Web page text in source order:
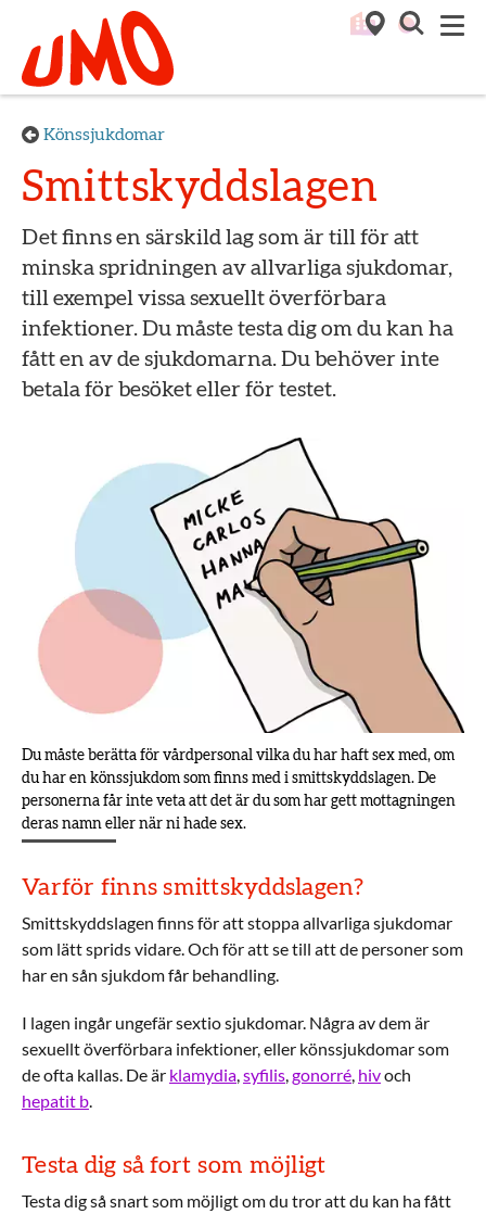
Till startsidan för Umo
Könssjukdomar
Smittskyddslagen
Det finns en särskild lag som är till för att
minska spridningen av allvarliga sjukdomar,
till exempel vissa sexuellt överförbara
infektioner. Du måste testa dig om du kan ha
fått en av de sjukdomarna. Du behöver inte
betala för besöket eller för testet.
Du måste berätta för vårdpersonal vilka du har haft sex med, om
du har en könssjukdom som finns med i smittskyddslagen. De
personerna får inte veta att det är du som har gett mottagningen
deras namn eller när ni hade sex.
Varför finns smittskyddslagen?
Smittskyddslagen finns för att stoppa allvarliga sjukdomar
som lätt sprids vidare. Och för att se till att de personer som
har en sån sjukdom får behandling.
I lagen ingår ungefär sextio sjukdomar. Några av dem är
sexuellt överförbara infektioner, eller könssjukdomar som
de ofta kallas. De är klamydia syfilis gonorré hivoch
hepatit b
Testa dig så fort som möjligt
Testa dig så snart som möjligt om du tror att du kan ha fått